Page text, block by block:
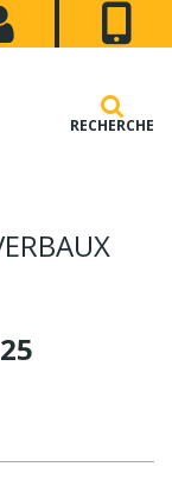
Linkedin
RECHERCHE